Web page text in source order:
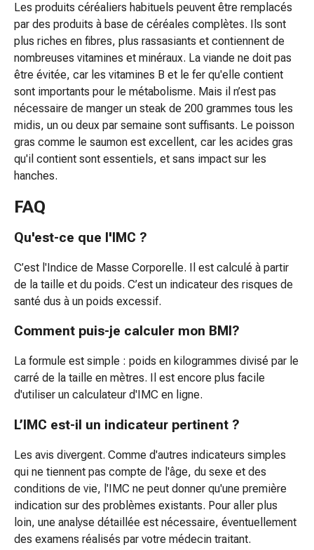
du
visage
Contour
des
yeux
Peeling
du
visage
Masques
visage
nettoyage
du
visage
Lingettes
cotons
de
nuit
Sérums
cures
visage
Crèmes
pour
le
visage
Lotion
Les produits céréaliers habituels peuvent être remplacés
par des produits à base de céréales complètes. Ils sont
plus riches en fibres, plus rassasiants et contiennent de
nombreuses vitamines et minéraux. La viande ne doit pas
être évitée, car les vitamines B et le fer qu'elle contient
sont importants pour le métabolisme. Mais il n’est pas
nécessaire de manger un steak de 200 grammes tous les
midis, un ou deux par semaine sont suffisants. Le poisson
gras comme le saumon est excellent, car les acides gras
qu'il contient sont essentiels, et sans impact sur les
hanches.
FAQ
Qu'est-ce que l'IMC ?
C’est l'Indice de Masse Corporelle. Il est calculé à partir
de la taille et du poids. C’est un indicateur des risques de
santé dus à un poids excessif.
Comment puis-je calculer mon BMI?
La formule est simple : poids en kilogrammes divisé par le
carré de la taille en mètres. Il est encore plus facile
d'utiliser un calculateur d'IMC en ligne.
L’IMC est-il un indicateur pertinent ?
Les avis divergent. Comme d'autres indicateurs simples
qui ne tiennent pas compte de l'âge, du sexe et des
conditions de vie, l'IMC ne peut donner qu'une première
indication sur des problèmes existants. Pour aller plus
loin, une analyse détaillée est nécessaire, éventuellement
des examens réalisés par votre médecin traitant.